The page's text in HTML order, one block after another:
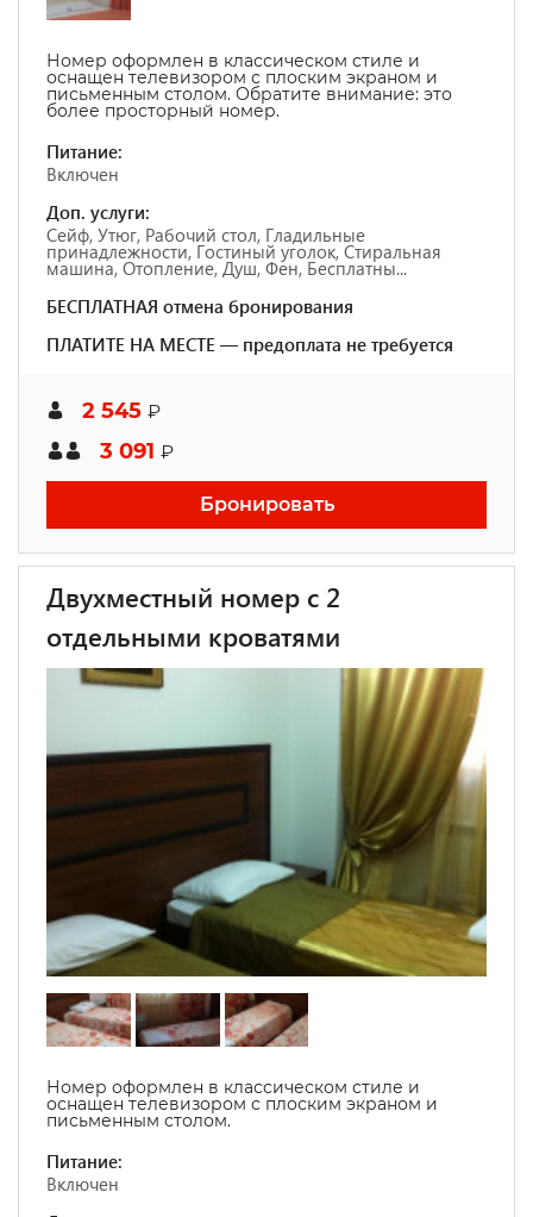
Номер оформлен в классическом стиле и
оснащен телевизором с плоским экраном и
письменным столом. Обратите внимание: это
более просторный номер.
Питание:
Включен
Доп. услуги:
Сейф, Утюг, Рабочий стол, Гладильные
принадлежности, Гостиный уголок, Стиральная
машина, Отопление, Душ, Фен, Бесплатны...
БЕСПЛАТНАЯ отмена бронирования
ПЛАТИТЕ НА МЕСТЕ — предоплата не требуется
2 545 ₽
3 091 ₽
Бронировать
Двухместный номер с 2
отдельными кроватями
Номер оформлен в классическом стиле и
оснащен телевизором с плоским экраном и
письменным столом.
Питание:
Включен